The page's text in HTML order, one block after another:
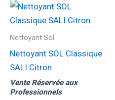
Nettoyant Sol
Nettoyant SOL Classique
SALI Citron
Vente Réservée aux
Professionnels